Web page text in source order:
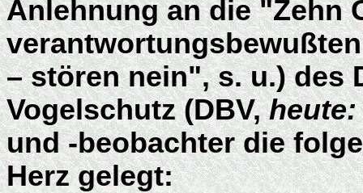
Anlehnung an die "Zehn
– stören nein", s. u.) des
Vogelschutz (DBV,heute:
und -beobachter die
Herz gelegt: